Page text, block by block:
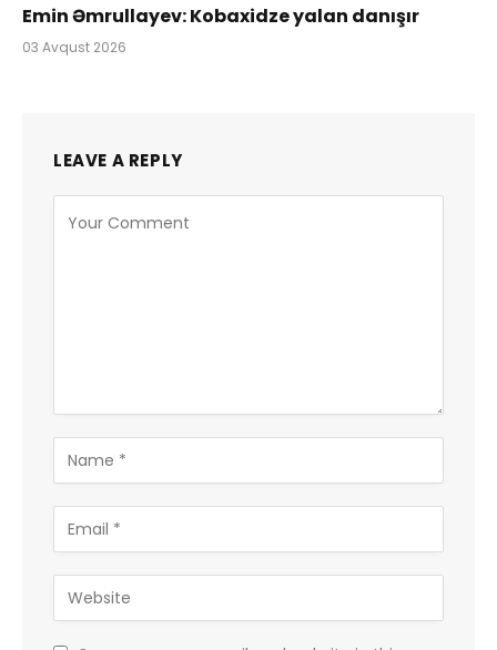
Emin Əmrullayev: Kobaxidze yalan danışır
03 Avqust 2026
LEAVE A REPLY